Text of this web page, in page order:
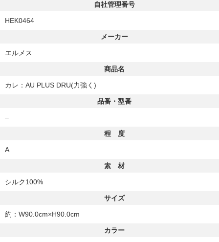
自社管理番号
HEK0464
メーカー
エルメス
商品名
カレ：AU PLUS DRU(力強く)
品番・型番
–
程 度
A
素 材
シルク100%
サイズ
約：W90.0cm×H90.0cm
カラー